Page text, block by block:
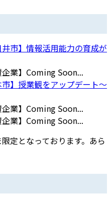
井市】情報活用能力の育成が
業】Coming Soon...
市】授業観をアップデート～
業】Coming Soon...
業】Coming Soon...
定となっております。あら